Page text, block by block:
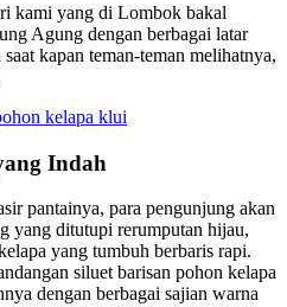
kami yang di Lombok bakal
Agung dengan berbagai latar
kapan teman-teman melihatnya,
Indah
pantainya, para pengunjung akan
yang ditutupi rerumputan hijau,
yang tumbuh berbaris rapi.
siluet barisan pohon kelapa
dengan berbagai sajian warna